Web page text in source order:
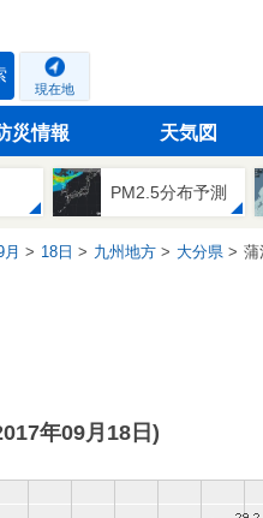
現在地
災情報 天気図
PM2.5分布予測
18日 九州地方 大分県 蒲
年09月18日)